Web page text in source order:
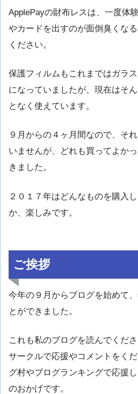
ApplePayの財布レスは、一度体
やカードを出すのが面倒臭くな
ください。
保護フィルムもこれまではガラ
になっていましたが、現在はそ
となく使えています。
９月からの４ヶ月間なので、そ
いませんが、どれも買ってよか
きました。
２０１７年はどんなものを購入
か、楽しみです。
ご挨拶
今年の９月からブログを始めて
とができました。
これも私のブログを読んでくだ
サークルで応援やコメントをく
グ村やブログランキングで応援
のおかげです。